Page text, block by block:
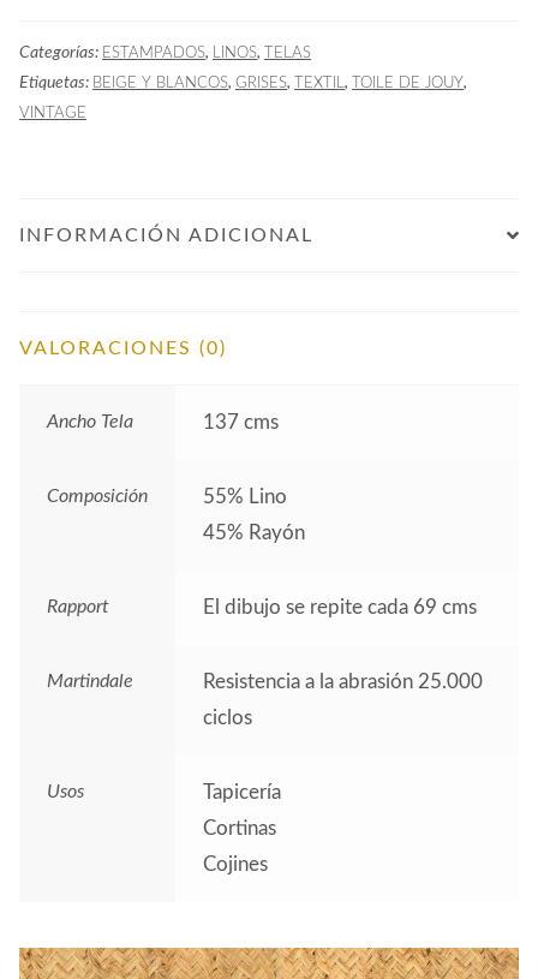
cantidad
Categorías: ESTAMPADOS, LINOS, TELAS
Etiquetas: BEIGE Y BLANCOS, GRISES, TEXTIL , TOILE DE JOUY,
VINTAGE
INFORMACIÓN ADICIONAL
VALORACIONES (0)
Ancho Tela 137 cms
Composición
55% Lino
45% Rayón
Rapport El dibujo se repite cada 69 cms
Martindale
Resistencia a la abrasión 25.000
ciclos
Usos
Tapicería
Cortinas
Cojines